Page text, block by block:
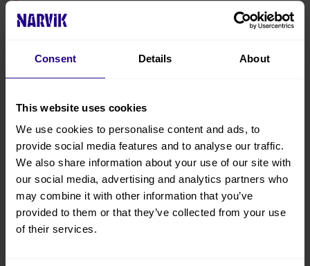
Consent Details About
This website uses cookies
We use cookies to personalise content and ads, to
provide social media features and to analyse our traffic.
We also share information about your use of our site with
our social media, advertising and analytics partners who
may combine it with other information that you’ve
provided to them or that they’ve collected from your use
of their services.
April
May
July
August
November
December
Norsk
Varme klær
Transport ikke inkludert